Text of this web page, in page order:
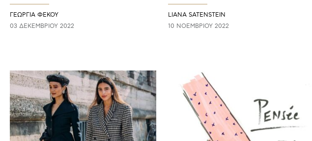
ΓΕΩΡΓΙΑ ΦΕΚΟΥ
03 ΔΕΚΕΜΒΡΊΟΥ 2022
LIANA SATENSTEIN
10 ΝΟΕΜΒΡΊΟΥ 2022